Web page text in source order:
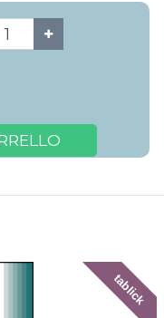
tablick